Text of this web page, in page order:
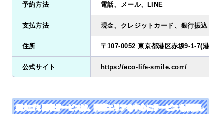
予約方法 電話、メール、LINE
支払方法 現金、クレジットカード、銀行振込
住所 〒107-0052 東京都港区赤坂9-1-7(港区
公式サイト https://eco-life-smile.com/
粗大ゴミ回収サービスは、関東エリアを中心にサービスを展開し